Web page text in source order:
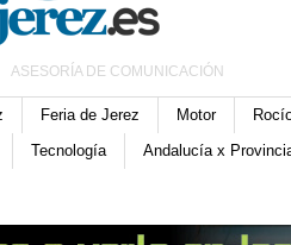
ASESORÍA DE COMUNICACIÓN
Feria de Jerez Motor
Tecnología Andalucía x